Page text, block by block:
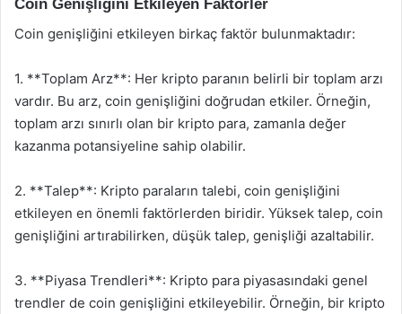
Coin Genişliğini Etkileyen Faktörler
Coin genişliğini etkileyen birkaç faktör bulunmaktadır:
1. **Toplam Arz**: Her kripto paranın belirli bir toplam arzı
vardır. Bu arz, coin genişliğini doğrudan etkiler. Örneğin,
toplam arzı sınırlı olan bir kripto para, zamanla değer
kazanma potansiyeline sahip olabilir.
2. **Talep**: Kripto paraların talebi, coin genişliğini
etkileyen en önemli faktörlerden biridir. Yüksek talep, coin
genişliğini artırabilirken, düşük talep, genişliği azaltabilir.
3. **Piyasa Trendleri**: Kripto para piyasasındaki genel
trendler de coin genişliğini etkileyebilir. Örneğin, bir kripto